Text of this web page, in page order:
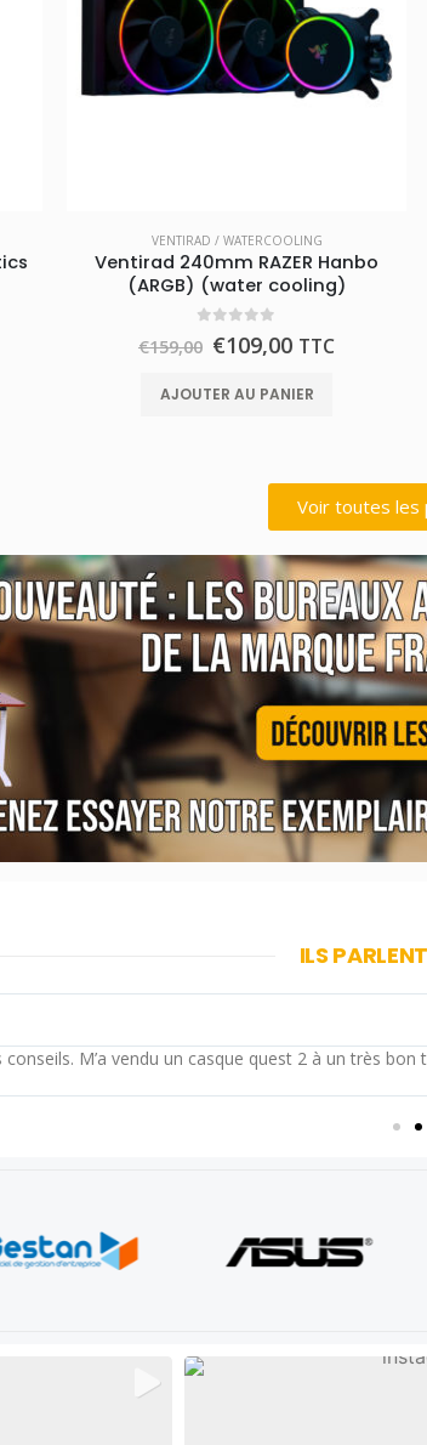
VENTIRAD / WATERCOOLING
Ventirad 240mm RAZER Hanbo
(ARGB) (water cooling)
€159,00 €109,00 TTC
AJOUTER AU PANIER
Voir toutes les
ILS
M’a vendu un casque quest 2 à un très